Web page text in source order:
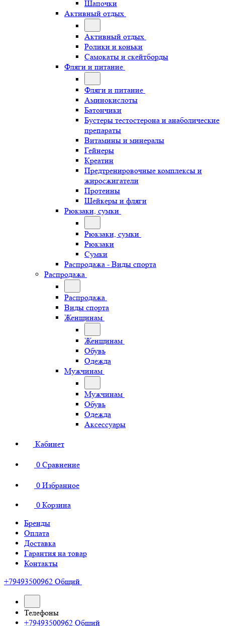
Шапочки
Активный отдых
Активный отдых
Ролики и коньки
Самокаты и скейтборды
Фляги и питание
Фляги и питание
Аминокислоты
Батончики
Бустеры тестостерона и анаболические
препараты
Витамины и минералы
Гейнеры
Креатин
Предтренировочные комплексы и
жиросжигатели
Протеины
Шейкеры и фляги
Рюкзаки, сумки
Рюкзаки, сумки
Рюкзаки
Сумки
Распродажа - Виды спорта
Распродажа
Распродажа
Виды спорта
Женщинам
Женщинам
Обувь
Одежда
Мужчинам
Мужчинам
Обувь
Одежда
Аксессуары
Кабинет
0 Сравнение
0 Избранное
0 Корзина
Бренды
Оплата
Доставка
Гарантия на товар
Контакты
+79493500962 Общий
Телефоны
+79493500962 Общий